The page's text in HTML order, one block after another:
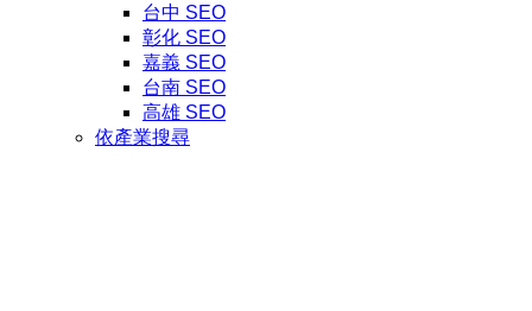
台中 SEO
彰化 SEO
嘉義 SEO
台南 SEO
高雄 SEO
依產業搜尋